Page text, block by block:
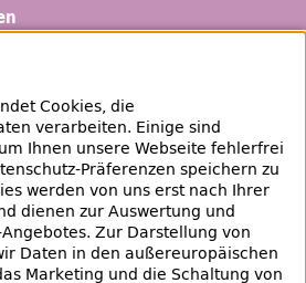
Cookies, die
verarbeiten. Einige sind
Ihnen unsere Webseite fehlerfrei
Präferenzen speichern zu
werden von uns erst nach Ihrer
dienen zur Auswertung und
Zur Darstellung von
Daten in den außereuropäischen
Marketing und die Schaltung von